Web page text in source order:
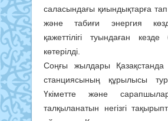
саласындағы қиындықтарға
және табиғи энергия
қажеттілігі туындаған
көтерілді.
Соңғы жылдары Қазақстанда
станциясының құрылысы
Үкіметте және
талқыланатын негізгі